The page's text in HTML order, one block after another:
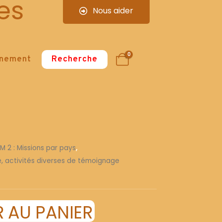
Nous aider
Recherche 0
2 : Missions par pays,
activités diverses de témoignage
AU PANIER